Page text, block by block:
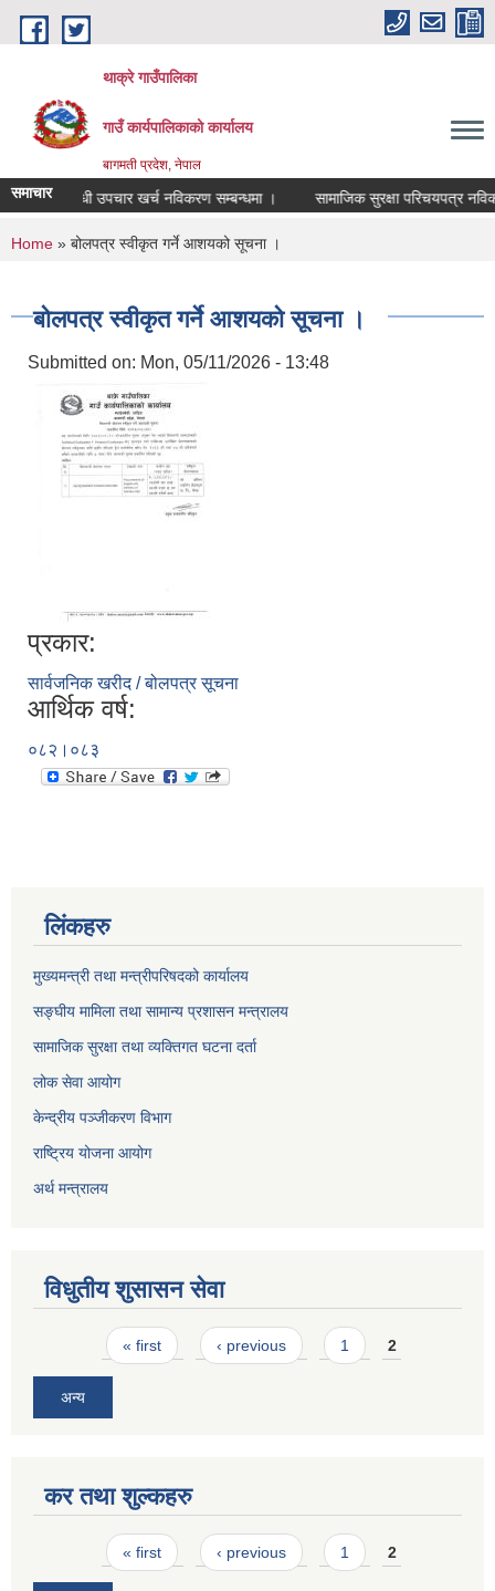
Skip to main content
थाक्रे गाउँपालिका
गाउँ कार्यपालिकाको कार्यालय
बागमती प्रदेश, नेपाल
समाचारऔषधी उपचार खर्च नविकरण सम्बन्धमा । सामाजिक सुरक्षा परिचयपत्र
You are here
Home » बोलपत्र स्वीकृत गर्ने आशयको सूचना ।
बोलपत्र स्वीकृत गर्ने आशयको सूचना ।
Submitted on: Mon, 05/11/2026 - 13:48
प्रकार:
सार्वजनिक खरीद / बोलपत्र सूचना
आर्थिक वर्ष:
०८२।०८३
लिंकहरु
मुख्यमन्त्री तथा मन्त्रीपरिषदको कार्यालय
सङ्घीय मामिला तथा सामान्य प्रशासन मन्त्रालय
सामाजिक सुरक्षा तथा व्यक्तिगत घटना दर्ता
लोक सेवा आयोग
केन्द्रीय पञ्जीकरण विभाग
राष्ट्रिय योजना आयोग
अर्थ मन्त्रालय
विधुतीय शुसासन सेवा
Pages« first ‹ previous 1 2
अन्य
कर तथा शुल्कहरु
Pages« first ‹ previous 1 2